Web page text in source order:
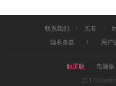
联系我们 黑五
隐私条款
用户
触屏版 电脑版